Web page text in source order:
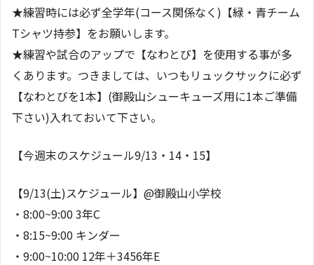
★練習時には必ず全学年(コース関係なく)【緑・青チーム
Tシャツ持参】をお願いします。
★練習や試合のアップで【なわとび】を使用する事が多
くあります。つきましては、いつもリュックサックに必ず
【なわとびを1本】(御殿山シューキューズ用に1本ご準備
下さい)入れておいて下さい。
【今週末のスケジュール9/13・14・15】
【9/13(土)スケジュール】@御殿山小学校
・8:00~9:00 3年C
・8:15~9:00 キンダー
・9:00~10:00 12年＋3456年E